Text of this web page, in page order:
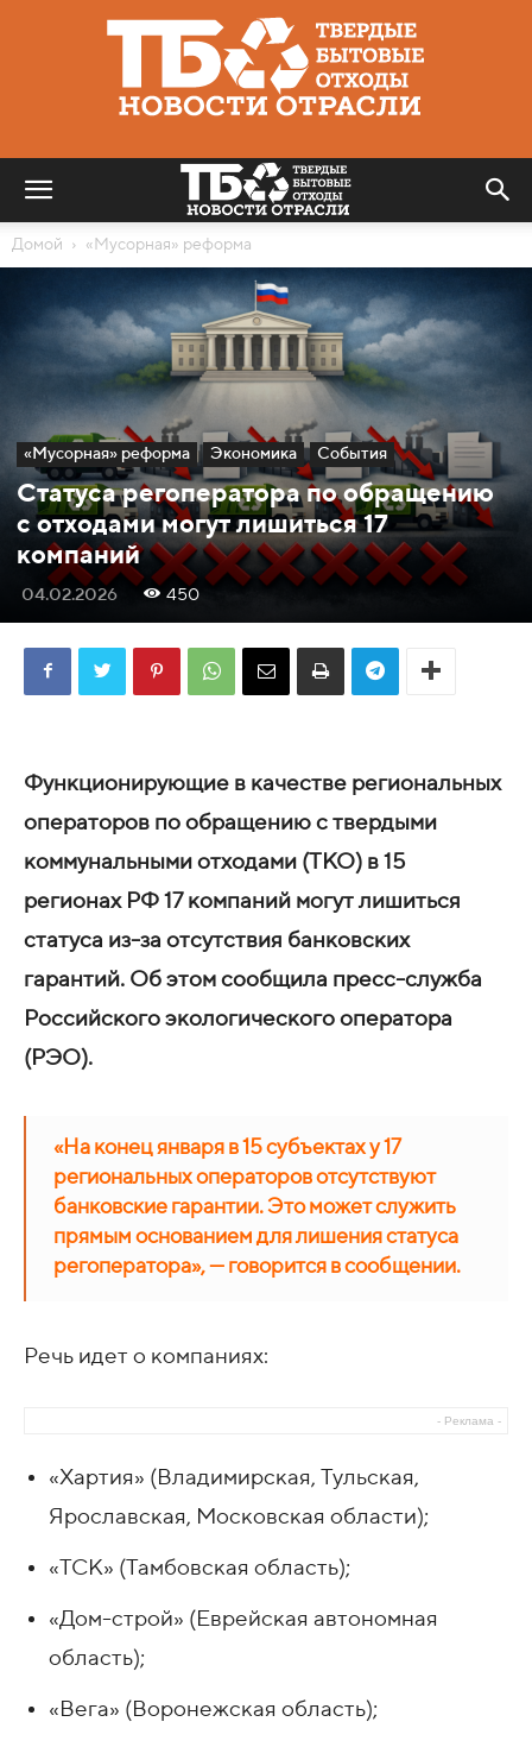
Твердые
бытовые
отходы
|
Домой «Мусорная» реформа
«Мусорная» реформа Экономика События
Статуса регоператора по обращению
с отходами могут лишиться 17
компаний
04.02.2026 450
Функционирующие в качестве региональных
операторов по обращению с твердыми
коммунальными отходами (ТКО) в 15
регионах РФ 17 компаний могут лишиться
статуса из-за отсутствия банковских
гарантий. Об этом сообщила пресс-служба
Российского экологического оператора
(РЭО).
«На конец января в 15 субъектах у 17
региональных операторов отсутствуют
банковские гарантии. Это может служить
прямым основанием для лишения статуса
регоператора», — говорится в сообщении.
Речь идет о компаниях:
- Реклама -
«Хартия» (Владимирская, Тульская,
Ярославская, Московская области);
«ТСК» (Тамбовская область);
«Дом-строй» (Еврейская автономная
область);
«Вега» (Воронежская область);